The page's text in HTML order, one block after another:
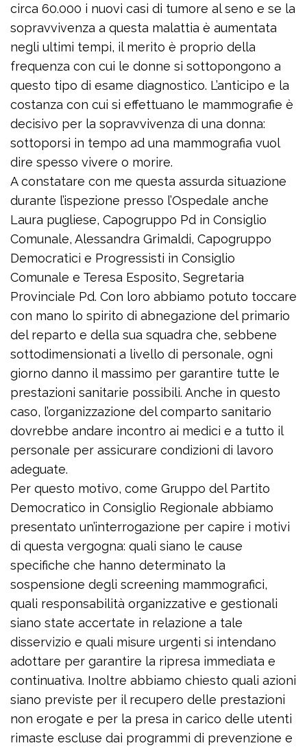
circa 60.000 i nuovi casi di tumore al seno e se la
sopravvivenza a questa malattia è aumentata
negli ultimi tempi, il merito è proprio della
frequenza con cui le donne si sottopongono a
questo tipo di esame diagnostico. L’anticipo e la
costanza con cui si effettuano le mammografie è
decisivo per la sopravvivenza di una donna:
sottoporsi in tempo ad una mammografia vuol
dire spesso vivere o morire.
A constatare con me questa assurda situazione
durante l’ispezione presso l’Ospedale anche
Laura pugliese, Capogruppo Pd in Consiglio
Comunale, Alessandra Grimaldi, Capogruppo
Democratici e Progressisti in Consiglio
Comunale e Teresa Esposito, Segretaria
Provinciale Pd. Con loro abbiamo potuto toccare
con mano lo spirito di abnegazione del primario
del reparto e della sua squadra che, sebbene
sottodimensionati a livello di personale, ogni
giorno danno il massimo per garantire tutte le
prestazioni sanitarie possibili. Anche in questo
caso, l’organizzazione del comparto sanitario
dovrebbe andare incontro ai medici e a tutto il
personale per assicurare condizioni di lavoro
adeguate.
Per questo motivo, come Gruppo del Partito
Democratico in Consiglio Regionale abbiamo
presentato un’interrogazione per capire i motivi
di questa vergogna: quali siano le cause
specifiche che hanno determinato la
sospensione degli screening mammografici,
quali responsabilità organizzative e gestionali
siano state accertate in relazione a tale
disservizio e quali misure urgenti si intendano
adottare per garantire la ripresa immediata e
continuativa. Inoltre abbiamo chiesto quali azioni
siano previste per il recupero delle prestazioni
non erogate e per la presa in carico delle utenti
rimaste escluse dai programmi di prevenzione e